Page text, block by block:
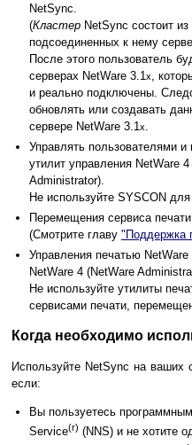
NetSync.
(Кластер NetSync состоит
подсоединенных к нему
После этого пользователь
серверах NetWare 3.1x,
и реально подключены.
обновлять или создавать
сервере NetWare 3.1x.
Управлять пользователями и
утилит управления NetWare
Administrator).
Не используйте SYSCON
Перемещения сервиса
(Смотрите главу "Поддержка
Управления печатью NetWare
NetWare 4 (NetWare
Не используйте утилиты
сервисами печати,
Когда необходимо
Используйте NetSync на ваших
если:
Вы пользуетесь
Service(r) (NNS) и не хотите